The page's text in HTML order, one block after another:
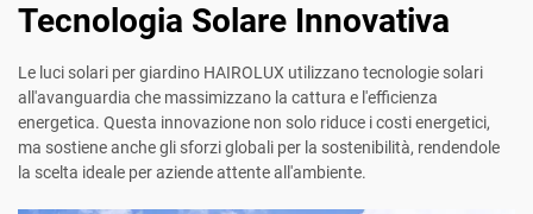
Tecnologia Solare Innovativa
Le luci solari per giardino HAIROLUX utilizzano tecnologie solari
all'avanguardia che massimizzano la cattura e l'efficienza
energetica. Questa innovazione non solo riduce i costi energetici,
ma sostiene anche gli sforzi globali per la sostenibilità, rendendole
la scelta ideale per aziende attente all'ambiente.